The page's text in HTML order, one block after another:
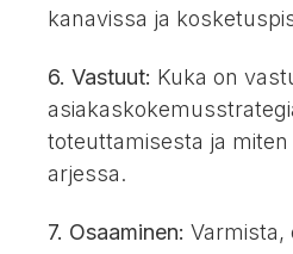
kanavissa ja
6. Vastuut: Kuka on
toteuttamisesta ja
arjessa.
7. Osaaminen: Varmista,